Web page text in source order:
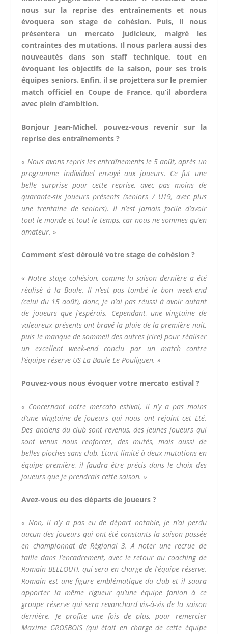
nous sur la reprise des entraînements et nous
évoquera son stage de cohésion. Puis, il nous
présentera un mercato judicieux, malgré les
contraintes des mutations. Il nous parlera aussi des
nouveautés dans son staff technique, tout en
évoquant les objectifs de la saison, pour ses trois
équipes seniors. Enfin, il se projettera sur le premier
match officiel en Coupe de France, qu’il abordera
avec plein d’ambition.
Bonjour Jean-Michel, pouvez-vous revenir sur la
reprise des entraînements ?
« Nous avons repris les entraînements le 5 août, après un
programme individuel envoyé aux joueurs. Ce fut une
belle surprise pour cette reprise, avec pas moins de
quarante-six joueurs présents (seniors / U19, avec plus
une trentaine de seniors). Il n’est jamais facile d’avoir
tout le monde et tout le temps, car nous ne sommes qu’en
amateur. »
Comment s’est déroulé votre stage de cohésion ?
« Notre stage cohésion, comme la saison dernière a été
réalisé à la Baule. Il n’est pas tombé le bon week-end
(celui du 15 août), donc, je n’ai pas réussi à avoir autant
de joueurs que j’espérais. Cependant, une vingtaine de
valeureux présents ont bravé la pluie de la première nuit,
puis le manque de sommeil des autres (rire) pour réaliser
un excellent week-end conclu par un match contre
l’équipe réserve US La Baule Le Pouliguen. »
Pouvez-vous nous évoquer votre mercato estival ?
« Concernant notre mercato estival, il n’y a pas moins
d’une vingtaine de joueurs qui nous ont rejoint cet Eté.
Des anciens du club sont revenus, des jeunes joueurs qui
sont venus nous renforcer, des mutés, mais aussi de
belles pioches sans club. Étant limité à deux mutations en
équipe première, il faudra être précis dans le choix des
joueurs que je prendrais cette saison. »
Avez-vous eu des départs de joueurs ?
« Non, il n’y a pas eu de départ notable, je n’ai perdu
aucun des joueurs qui ont été constants la saison passée
en championnat de Régional 3. A noter une recrue de
taille dans l’encadrement, avec le retour au coaching de
Romain BELLOUTI, qui sera en charge de l’équipe réserve.
Romain est une figure emblématique du club et il saura
apporter la même rigueur qu’une équipe fanion à ce
groupe réserve qui sera revanchard vis-à-vis de la saison
dernière. Je profite une fois de plus, pour remercier
Maxime GROSBOIS (qui était en charge de cette équipe